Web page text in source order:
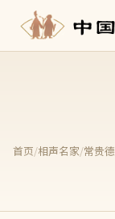
首页/相声名家/常贵德